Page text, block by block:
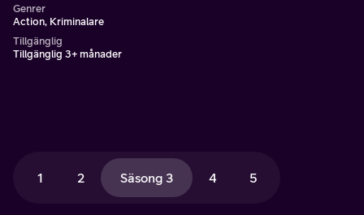
Genrer
Action, Kriminalare
Tillgänglig
Tillgänglig 3+ månader
1 2 Säsong 3 4 5